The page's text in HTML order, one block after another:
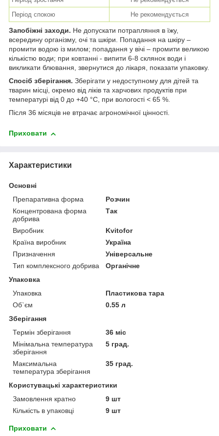
Період спокою
Не рекомендується
Запобіжні заходи. Не допускати потрапляння в їжу,
всередину організму, очі та шкіри. Попадання на шкіру –
промити водою із милом; попадання у вічі – промити великою
кількістю води; при ковтанні - випити 6-8 склянок води і
викликати блювання, звернутися до лікаря, показати упаковку.
Спосіб зберігання. Зберігати у недоступному для дітей та
тварин місці, окремо від ліків та харчових продуктів при
температурі від 0 до +40 °С, при вологості < 65 %.
Після 36 місяців не втрачає агрономічної цінності.
Приховати
Характеристики
Основні
Препаративна форма
Розчин
Концентрована форма
добрива
Так
Виробник
Kvitofor
Країна виробник
Україна
Призначення
Універсальне
Тип комплексного добрива
Органічне
Упаковка
Упаковка
Пластикова тара
Об`єм
0.55 л
Зберігання
Термін зберігання
36 міс
Мінімальна температура
зберігання
5 град.
Максимальна
температура зберігання
35 град.
Користувацькі характеристики
Замовлення кратно
9 шт
Кількість в упаковці
9 шт
Приховати